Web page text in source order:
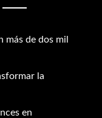
más de dos mil
la
en